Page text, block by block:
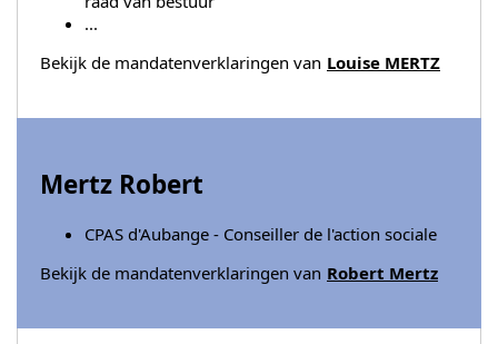
...
Bekijk de mandatenverklaringen van Louise MERTZ
Mertz Robert
CPAS d'Aubange - Conseiller de l'action sociale
Bekijk de mandatenverklaringen van Robert Mertz